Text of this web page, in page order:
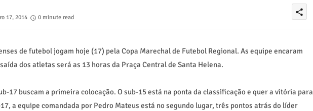
17, 2014
0 minute read
share
de futebol jogam hoje (17) pela Copa Marechal de Futebol Regional. As equipe encaram
dos atletas será as 13 horas da Praça Central de Santa Helena.
17 buscam a primeira colocação. O sub-15 está na ponta da classificação e quer a vitória para
a equipe comandada por Pedro Mateus está no segundo lugar, três pontos atrás do líder